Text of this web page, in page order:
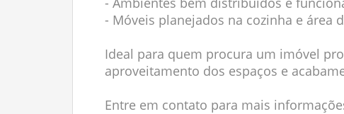
- Móveis planejados na cozinha e área
Ideal para quem procura um imóvel
aproveitamento dos espaços e
Entre em contato para mais